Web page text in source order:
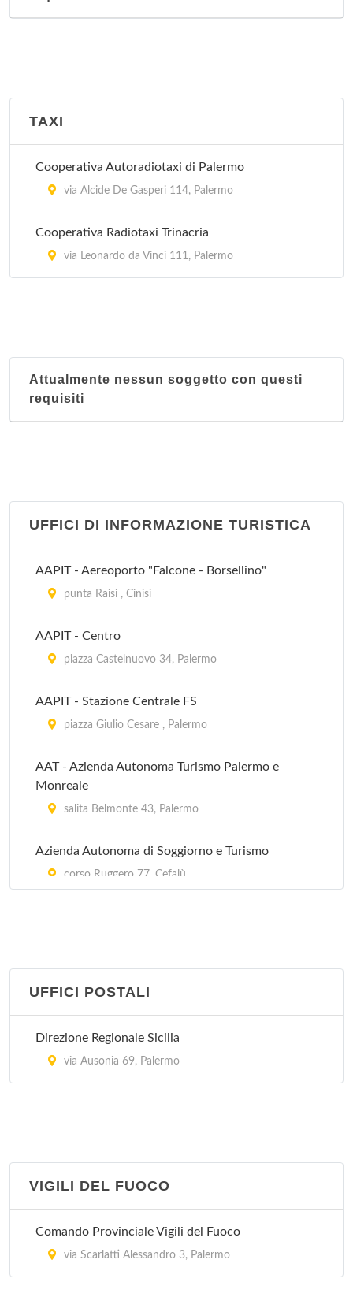
TAXI
Cooperativa Autoradiotaxi di Palermo
via Alcide De Gasperi 114, Palermo
Cooperativa Radiotaxi Trinacria
via Leonardo da Vinci 111, Palermo
Attualmente nessun soggetto con questi
requisiti
UFFICI DI INFORMAZIONE TURISTICA
AAPIT - Aereoporto "Falcone - Borsellino"
punta Raisi , Cinisi
AAPIT - Centro
piazza Castelnuovo 34, Palermo
AAPIT - Stazione Centrale FS
piazza Giulio Cesare , Palermo
AAT - Azienda Autonoma Turismo Palermo e
Monreale
salita Belmonte 43, Palermo
Azienda Autonoma di Soggiorno e Turismo
corso Ruggero 77, Cefalù
UFFICI POSTALI
Direzione Regionale Sicilia
via Ausonia 69, Palermo
VIGILI DEL FUOCO
Comando Provinciale Vigili del Fuoco
via Scarlatti Alessandro 3, Palermo